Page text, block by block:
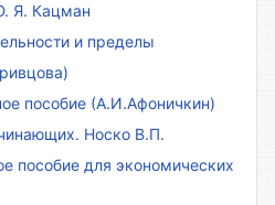
Я. Кацман
и пределы
пособие (А.И.Афоничкин)
Носко В.П.
пособие для экономических